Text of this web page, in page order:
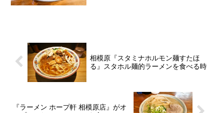
相模原『スタミナホルモン麺すたほ
る』スタホル麺的ラーメンを食べる時
『ラーメン ホープ軒 相模原店』がオ